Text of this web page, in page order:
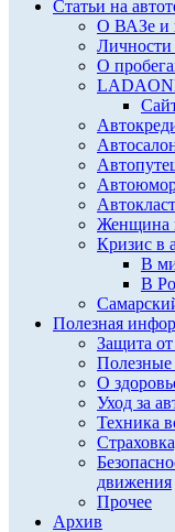
Статьи на
О ВАЗе и
Личности
О
Женщина
Кризис в
В
В
Полезная
Защита от
Полезные
О
Уход за
Техника
движения
Прочее
Архив